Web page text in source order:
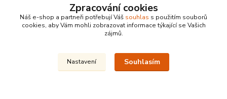
Zpracování cookies
Náš e-shop a partneři potřebují Váš souhlas s použitím souborů
cookies, aby Vám mohli zobrazovat informace týkající se Vašich
zájmů.
Nastavení Souhlasím